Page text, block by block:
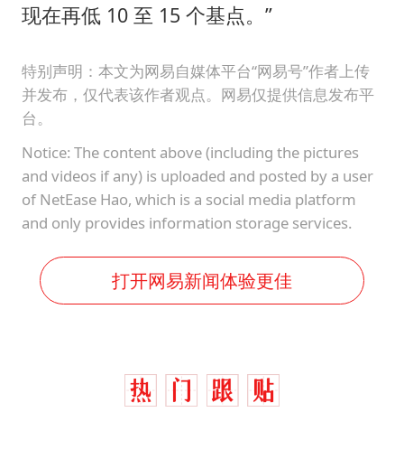
现在再低 10 至 15 个基点。”
特别声明：本文为网易自媒体平台“网易号”作者上传
并发布，仅代表该作者观点。网易仅提供信息发布平
台。
Notice: The content above (including the pictures
and videos if any) is uploaded and posted by a user
of NetEase Hao, which is a social media platform
and only provides information storage services.
打开网易新闻体验更佳